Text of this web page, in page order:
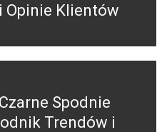
Opinie Klientów
Spodnie
Trendów i